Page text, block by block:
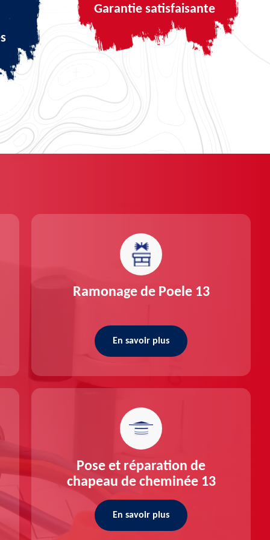
Garantie satisfaisante
Ramonage de Poele 13
En savoir plus
Pose et réparation de
chapeau de cheminée 13
En savoir plus